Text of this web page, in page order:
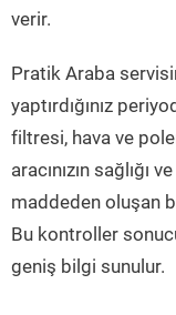
verir.
Pratik Araba
yaptırdığınız
filtresi, hava ve
aracınızın
maddeden oluşan
Bu kontroller
geniş bilgi sunulur.